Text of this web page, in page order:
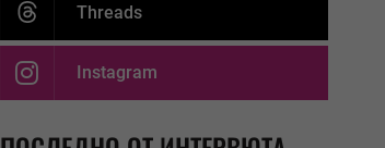
Threads
Instagram